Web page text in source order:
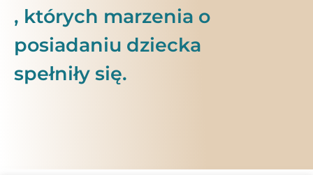
, których marzenia o
posiadaniu dziecka
spełniły się.